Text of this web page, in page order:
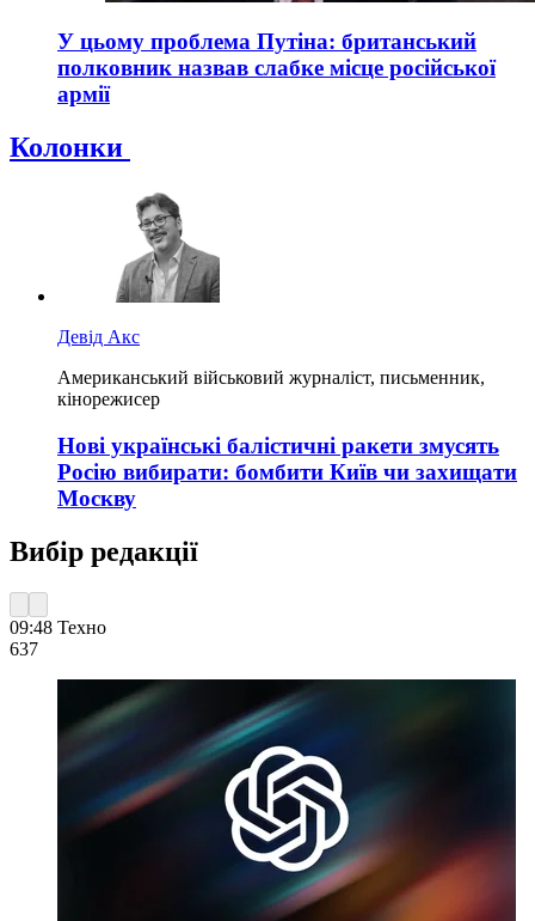
У цьому проблема Путіна: британський
полковник назвав слабке місце російської
армії
Колонки
Девід Акс
Американський військовий журналіст, письменник,
кінорежисер
Нові українські балістичні ракети змусять
Росію вибирати: бомбити Київ чи захищати
Москву
Вибір редакції
09:48 Техно
637